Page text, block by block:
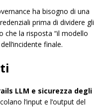
ha bisogno di una
prima di dividere gli
che la risposta “il modello
finale.
LLM e sicurezza degli
l’input e l’output del